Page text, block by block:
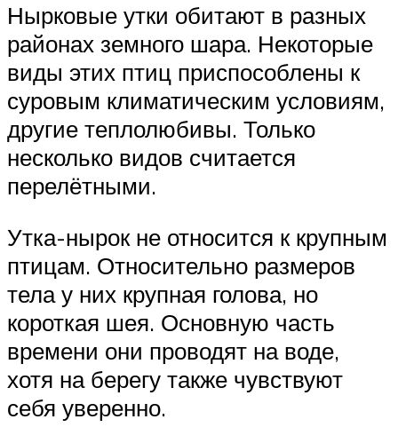
Нырковые утки обитают в разных
районах земного шара. Некоторые
виды этих птиц приспособлены к
суровым климатическим условиям,
другие теплолюбивы. Только
несколько видов считается
перелётными.
Утка-нырок не относится к крупным
птицам. Относительно размеров
тела у них крупная голова, но
короткая шея. Основную часть
времени они проводят на воде,
хотя на берегу также чувствуют
себя уверенно.